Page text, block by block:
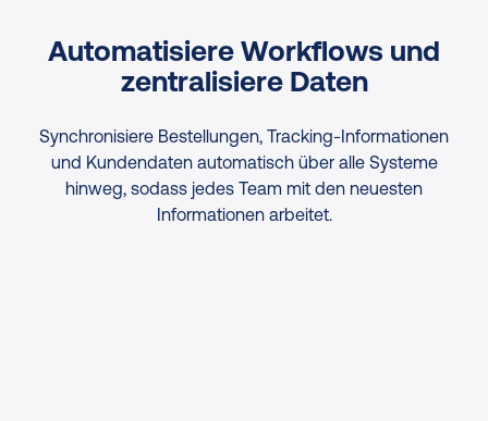
Automatisiere Workflows und
zentralisiere Daten
Synchronisiere Bestellungen, Tracking-Informationen
und Kundendaten automatisch über alle Systeme
hinweg, sodass jedes Team mit den neuesten
Informationen arbeitet.